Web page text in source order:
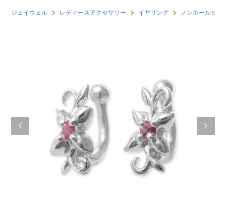
ジェイウェル レディースアクセサリー イヤリング ノンホールピア